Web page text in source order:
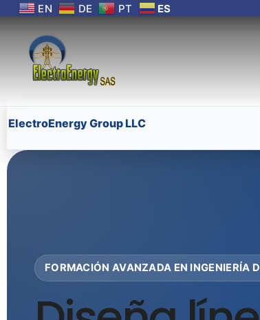
EN DE PT ES
ElectroEnergy Group LLC
FORMACIÓN AVANZADA EN INGENIERÍA